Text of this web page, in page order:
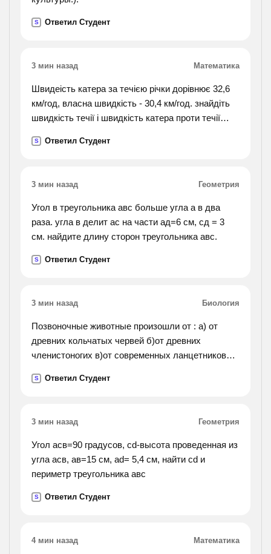
S Ответил Студент
3 мин назад Математика
Швидеість катера за течією річки дорівнює 32,6
км/год, власна швидкість - 30,4 км/год. знайдіть
швидкість течії і швидкість катера проти течії
S Ответил Студент
3 мин назад Геометрия
Угол в треугольника авс больше угла а в два
раза. угла в делит ас на части ад=6 см, сд = 3
см. найдите длину сторон треугольника авс.
S Ответил Студент
3 мин назад Биология
Позвоночные животные произошли от : а) от
древних кольчатых червей б)от древних
членистоногих в)от современных ланцетников
S Ответил Студент
3 мин назад Геометрия
Угол асв=90 градусов, сd-высота проведенная из
угла асв, ав=15 см, аd= 5,4 см, найти сd и
периметр треугольника авс
S Ответил Студент
4 мин назад Математика